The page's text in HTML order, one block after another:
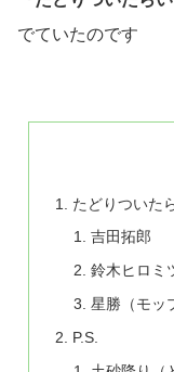
でていたのです
たどりついた
吉田拓郎
鈴木ヒロミ
星勝（モッ
P.S.